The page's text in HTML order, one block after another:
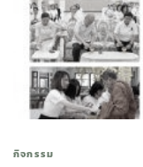
กิจกรรม